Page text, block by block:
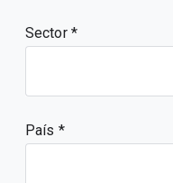
Sector *
País *